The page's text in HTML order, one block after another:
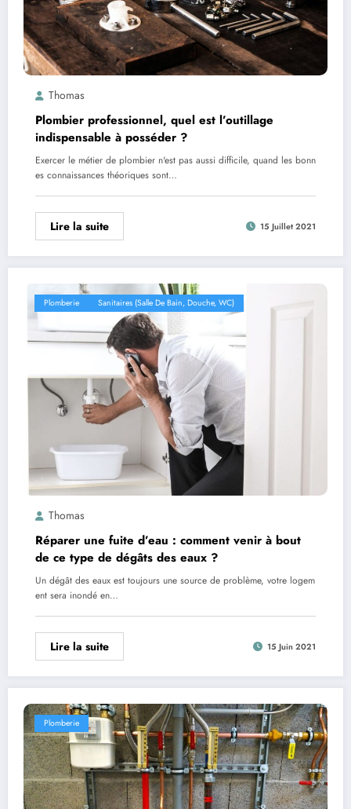
Thomas
Plombier professionnel, quel est l’outillage
indispensable à posséder ?
Exercer le métier de plombier n'est pas aussi difficile, quand les bonn
es connaissances théoriques sont…
Lire la suite 15 Juillet 2021
Plomberie Sanitaires (salle De Bain, Douche, WC)
Thomas
Réparer une fuite d’eau : comment venir à bout
de ce type de dégâts des eaux ?
Un dégât des eaux est toujours une source de problème, votre logem
ent sera inondé en…
Lire la suite 15 Juin 2021
Plomberie